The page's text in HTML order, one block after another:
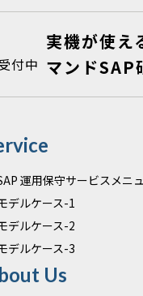
中
実機が使え
マンドSAP
運用保守サービスメニ
デルケース-1
デルケース-2
デルケース-3
Us